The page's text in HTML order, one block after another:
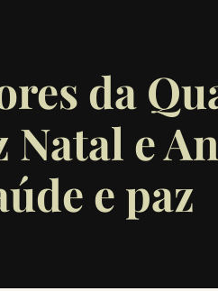
da
Natal e
e paz